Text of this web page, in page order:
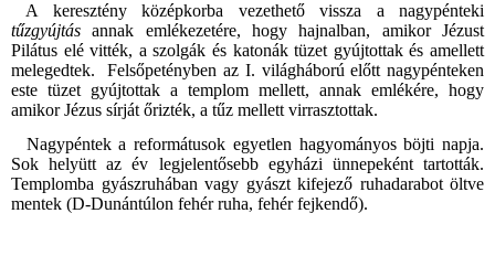
A keresztény középkorba vezethető vissza a nagypénteki
tűzgyújtás annak emlékezetére, hogy hajnalban, amikor Jézust
Pilátus elé vitték, a szolgák és katonák tüzet gyújtottak és amellett
melegedtek. Felsőpetényben az I. világháború előtt nagypénteken
este tüzet gyújtottak a templom mellett, annak emlékére, hogy
amikor Jézus sírját őrizték, a tűz mellett virrasztottak.
Nagypéntek a reformátusok egyetlen hagyományos böjti napja.
Sok helyütt az év legjelentősebb egyházi ünnepeként tartották.
Templomba gyászruhában vagy gyászt kifejező ruhadarabot öltve
mentek (D-Dunántúlon fehér ruha, fehér fejkendő).